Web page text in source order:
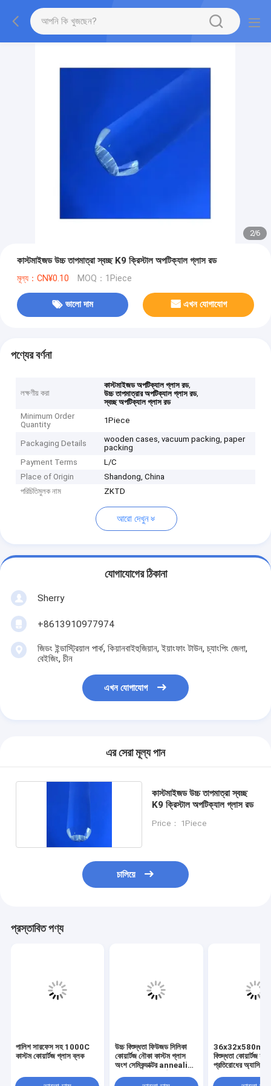
2/6
কাস্টমাইজড উচ্চ তাপমাত্রা স্বচ্ছ K9 ক্রিস্টাল অপটিক্যাল গ্লাস রড
মূল্য：CN¥0.10 MOQ：1Piece
ভালো দাম এখন যোগাযোগ
পণ্যের বর্ণনা
লক্ষণীয় করা
কাস্টমাইজড অপটিক্যাল গ্লাস রড,
উচ্চ তাপমাত্রার অপটিক্যাল গ্লাস রড,
স্বচ্ছ অপটিক্যাল গ্লাস রড
Minimum Order
Quantity
1Piece
Packaging Details
wooden cases, vacuum packing, paper
packing
Payment Terms
L/C
Place of Origin
Shandong, China
পরিচিতিমুলক নাম
ZKTD
আরো দেখুন
যোগাযোগের ঠিকানা
Sherry
+8613910977974
জিডং ইন্ডাস্ট্রিয়াল পার্ক, কিয়ানবাইহুজিয়ান, ইয়াংফাং টাউন, চ্যাংপিং জেলা,
বেইজিং, চীন
এখন যোগাযোগ
এর সেরা মূল্য পান
কাস্টমাইজড উচ্চ তাপমাত্রা স্বচ্ছ
K9 ক্রিস্টাল অপটিক্যাল গ্লাস রড
Price： 1Piece
চালিয়ে
প্রস্তাবিত পণ্য
পালিশ সারফেস সহ 1000C
কাস্টম কোয়ার্টজ গ্লাস ব্লক
উচ্চ বিশুদ্ধতা ফিউজড সিলিকা
কোয়ার্টজ নৌকা কাস্টম গ্লাস
অংশ সেমিকন্ডাক্টর annealing
36x32x580mm
বিশুদ্ধতা কোয়ার্টজ
প্রতিরোধের অ্যাসিড